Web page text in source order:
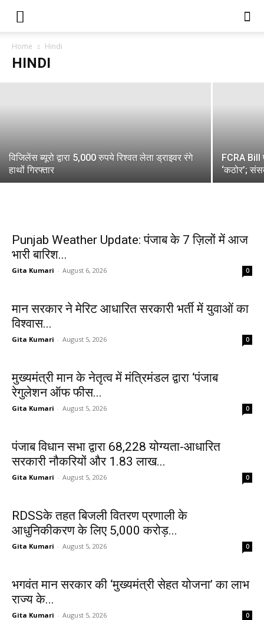
Home Hindi
HINDI
रिसर्च रिपोर्ट है तो सार्वजनिक करे
Gita Kumari
विजिलेंस ब्यूरो द्वारा 5,000 रुपये रिश्वत लेता ड्राइवर रंगे
हाथों गिरफ्तार
FCRA Bill
‘कठोर’;
Punjab Weather Update: पंजाब के 7 ज़िलों में आज
भारी बारिश...
Gita Kumari - August 6, 2026 0
मान सरकार ने मेरिट आधारित सरकारी भर्ती में युवाओं का
विश्वास...
Gita Kumari - August 5, 2026 0
मुख्यमंत्री मान के नेतृत्व में मंत्रिमंडल द्वारा ‘पंजाब
रेगुलेशन ऑफ फीस...
Gita Kumari - August 5, 2026 0
पंजाब विधान सभा द्वारा 68,228 योग्यता-आधारित
सरकारी नौकरियों और 1.83 लाख...
Gita Kumari - August 5, 2026 0
RDSSके तहत बिजली वितरण प्रणाली के
आधुनिकीकरण के लिए 5,000 करोड़...
Gita Kumari - August 5, 2026 0
भगवंत मान सरकार की ‘मुख्यमंत्री सेहत योजना’ का लाभ
राज्य के...
Gita Kumari - August 5, 2026 0